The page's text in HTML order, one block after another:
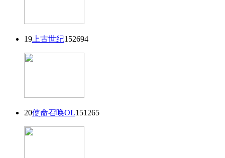
19 上古世纪152694
20使命召唤OL151265